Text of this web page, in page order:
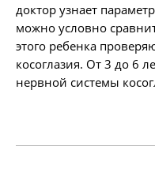
доктор узнает
можно условно
этого ребенка
косоглазия. От 3 до 6
нервной системы